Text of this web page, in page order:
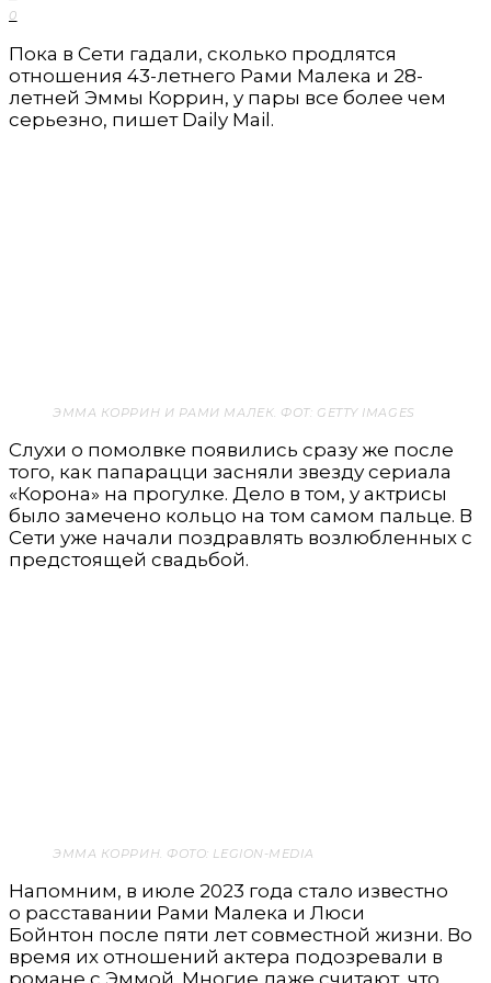
0
Пока в Сети гадали, сколько продлятся
отношения 43-летнего Рами Малека и 28-
летней Эммы Коррин, у пары все более чем
серьезно, пишет Daily Mail.
ЭММА КОРРИН И РАМИ МАЛЕК. ФОТ: GETTY IMAGES
Слухи о помолвке появились сразу же после
того, как папарацци засняли звезду сериала
«Корона» на прогулке. Дело в том, у актрисы
было замечено кольцо на том самом пальце. В
Сети уже начали поздравлять возлюбленных с
предстоящей свадьбой.
ЭММА КОРРИН. ФОТО: LEGION-MEDIA
Напомним, в июле 2023 года стало известно
о расставании Рами Малека и Люси
Бойнтон после пяти лет совместной жизни. Во
время их отношений актера подозревали в
романе с Эммой. Многие даже считают, что